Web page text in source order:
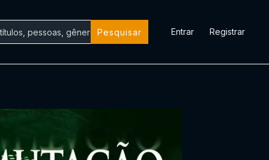
Pesquisar Entrar Registrar